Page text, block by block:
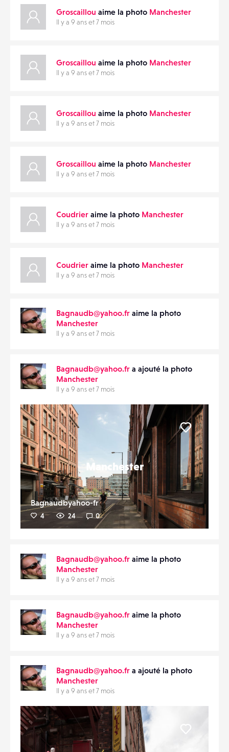
Groscaillou aime la photo Manchester
Il y a 9 ans et 7 mois
Groscaillou aime la photo Manchester
Il y a 9 ans et 7 mois
Groscaillou aime la photo Manchester
Il y a 9 ans et 7 mois
Groscaillou aime la photo Manchester
Il y a 9 ans et 7 mois
Coudrier aime la photo Manchester
Il y a 9 ans et 7 mois
Coudrier aime la photo Manchester
Il y a 9 ans et 7 mois
Bagnaudb@yahoo.fr aime la photo
Manchester
Il y a 9 ans et 7 mois
Bagnaudb@yahoo.fr a ajouté la photo
Manchester
Il y a 9 ans et 7 mois
Manchester
Bagnaudbyahoo-fr
4 24 0
Bagnaudb@yahoo.fr aime la photo
Manchester
Il y a 9 ans et 7 mois
Bagnaudb@yahoo.fr aime la photo
Manchester
Il y a 9 ans et 7 mois
Bagnaudb@yahoo.fr a ajouté la photo
Manchester
Il y a 9 ans et 7 mois